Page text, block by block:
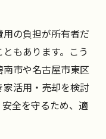
の負担が所有者だ
もあります。こう
市や名古屋市東区
活用・売却を検討
全を守るため、適